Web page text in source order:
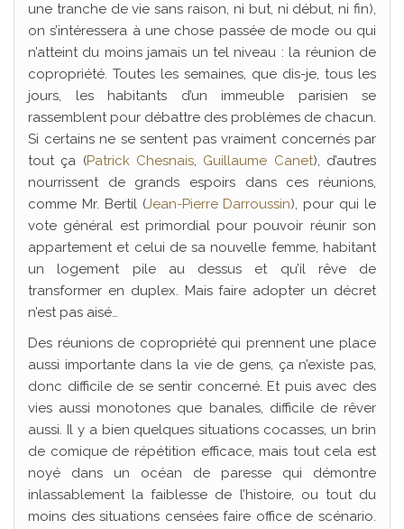
une tranche de vie sans raison, ni but, ni début, ni fin),
on s’intéressera à une chose passée de mode ou qui
n’atteint du moins jamais un tel niveau : la réunion de
copropriété. Toutes les semaines, que dis-je, tous les
jours, les habitants d’un immeuble parisien se
rassemblent pour débattre des problèmes de chacun.
Si certains ne se sentent pas vraiment concernés par
tout ça (Patrick Chesnais, Guillaume Canet), d’autres
nourrissent de grands espoirs dans ces réunions,
comme Mr. Bertil (Jean-Pierre Darroussin), pour qui le
vote général est primordial pour pouvoir réunir son
appartement et celui de sa nouvelle femme, habitant
un logement pile au dessus et qu’il rêve de
transformer en duplex. Mais faire adopter un décret
n’est pas aisé…
Des réunions de copropriété qui prennent une place
aussi importante dans la vie de gens, ça n’existe pas,
donc difficile de se sentir concerné. Et puis avec des
vies aussi monotones que banales, difficile de rêver
aussi. Il y a bien quelques situations cocasses, un brin
de comique de répétition efficace, mais tout cela est
noyé dans un océan de paresse qui démontre
inlassablement la faiblesse de l’histoire, ou tout du
moins des situations censées faire office de scénario.